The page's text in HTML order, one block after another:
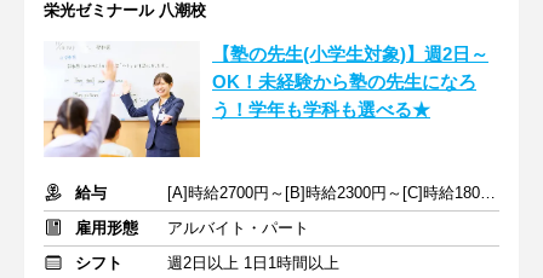
栄光ゼミナール 八潮校
【塾の先生(小学生対象)】週2日～
OK！未経験から塾の先生になろ
う！学年も学科も選べる★
給与
[A]時給2700円～[B]時給2300円～[C]時給1800円～ ※手当含む
雇用形態
アルバイト・パート
シフト
週2日以上 1日1時間以上